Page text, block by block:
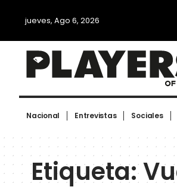
jueves, Ago 6, 2026
Nacional Entrevistas Sociales
Etiqueta: